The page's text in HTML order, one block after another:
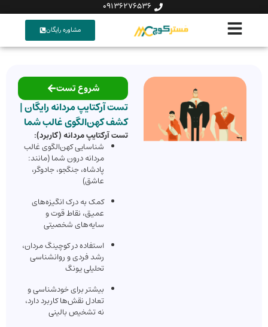
09136276536
مشاوره رایگان
تست آرکتایپ مردانه رایگان |
کشف کهن‌الگوی غالب شما
تست آرکتایپ مردانه (کاربرد):
شناسایی کهن‌الگوی غالب
مردانه درون شما (مانند:
پادشاه، جنگجو، جادوگر،
عاشق)
کمک به درک انگیزه‌های
عمیق، نقاط قوت و
سایه‌های شخصیتی
استفاده در کوچینگ مردان،
رشد فردی و روانشناسی
تحلیلی یونگ
بیشتر برای خودشناسی و
تعادل نقش‌ها کاربرد دارد،
نه تشخیص بالینی
شروع تست